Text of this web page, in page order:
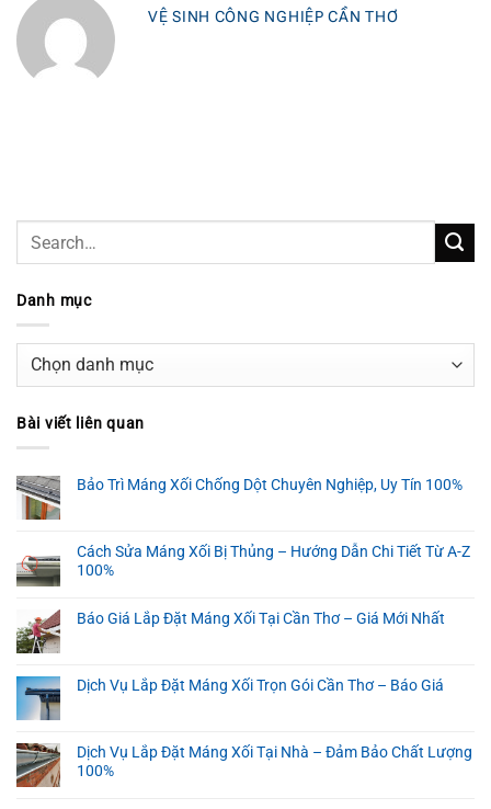
VỆ SINH CÔNG NGHIỆP CẦN THƠ
Danh mục
mục
Bài viết liên quan
Bảo Trì Máng Xối Chống Dột Chuyên Nghiệp, Uy Tín 100%
Cách Sửa Máng Xối Bị Thủng – Hướng Dẫn Chi Tiết Từ A-Z
100%
Báo Giá Lắp Đặt Máng Xối Tại Cần Thơ – Giá Mới Nhất
Dịch Vụ Lắp Đặt Máng Xối Trọn Gói Cần Thơ – Báo Giá
Dịch Vụ Lắp Đặt Máng Xối Tại Nhà – Đảm Bảo Chất Lượng
100%